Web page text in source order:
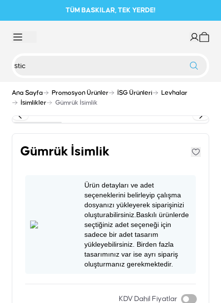
TÜM BASKILAR, TEK YERDE!
Ana Sayfa Promosyon Ürünler İSG Ürünleri
Levhalar
İsimlikler
Gümrük İsimlik
Gümrük İsimlik
Ürün detayları ve adet
seçeneklerini belirleyip çalışma
dosyanızı yükleyerek siparişinizi
oluşturabilirsiniz.Baskılı ürünlerde
seçtiğiniz adet seçeneği için
sadece bir adet tasarım
yükleyebilirsiniz. Birden fazla
tasarımınız var ise ayrı sipariş
oluşturmanız gerekmektedir.
KDV Dahil Fiyatlar